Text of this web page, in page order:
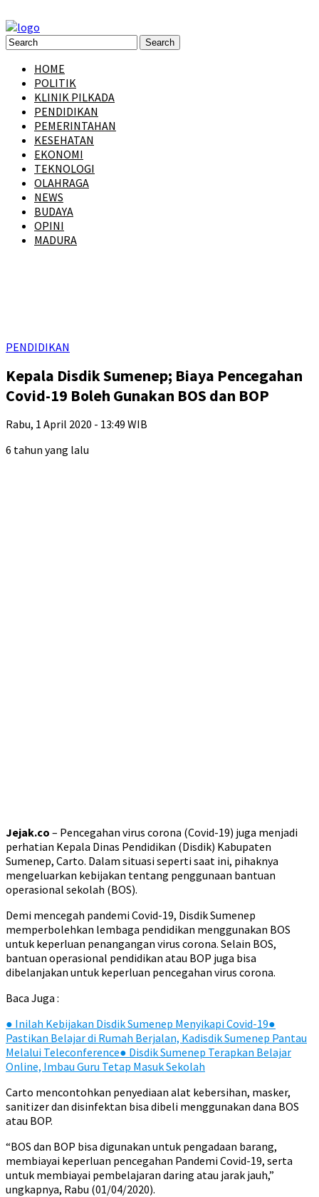
HOME
POLITIK
KLINIK PILKADA
PENDIDIKAN
PEMERINTAHAN
KESEHATAN
EKONOMI
TEKNOLOGI
OLAHRAGA
NEWS
BUDAYA
OPINI
MADURA
PENDIDIKAN
Kepala Disdik Sumenep; Biaya Pencegahan
Covid-19 Boleh Gunakan BOS dan BOP
Rabu, 1 April 2020 - 13:49 WIB
6 tahun yang lalu
Jejak.co – Pencegahan virus corona (Covid-19) juga menjadi
perhatian Kepala Dinas Pendidikan (Disdik) Kabupaten
Sumenep, Carto. Dalam situasi seperti saat ini, pihaknya
mengeluarkan kebijakan tentang penggunaan bantuan
operasional sekolah (BOS).
Demi mencegah pandemi Covid-19, Disdik Sumenep
memperbolehkan lembaga pendidikan menggunakan BOS
untuk keperluan penangangan virus corona. Selain BOS,
bantuan operasional pendidikan atau BOP juga bisa
dibelanjakan untuk keperluan pencegahan virus corona.
Baca Juga :
● Inilah Kebijakan Disdik Sumenep Menyikapi Covid-19●
Pastikan Belajar di Rumah Berjalan, Kadisdik Sumenep Pantau
Melalui Teleconference● Disdik Sumenep Terapkan Belajar
Online, Imbau Guru Tetap Masuk Sekolah
Carto mencontohkan penyediaan alat kebersihan, masker,
sanitizer dan disinfektan bisa dibeli menggunakan dana BOS
atau BOP.
“BOS dan BOP bisa digunakan untuk pengadaan barang,
membiayai keperluan pencegahan Pandemi Covid-19, serta
untuk membiayai pembelajaran daring atau jarak jauh,”
ungkapnya, Rabu (01/04/2020).